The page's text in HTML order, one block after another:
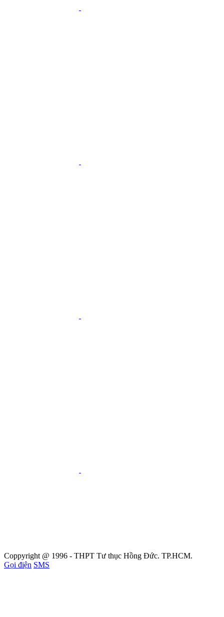
Coppyright @ 1996 - THPT Tư thục Hồng Đức. TP.HCM.
Gọi điện SMS